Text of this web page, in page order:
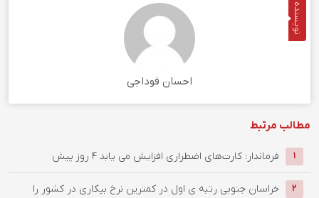
نویسنده
احسان فوداجی
مطالب مرتبط
1 فرماندار: کارت‌های اضطراری افزایش می یابد 4 روز پیش
2
خراسان جنوبی رتبه ی اول در کمترین نرخ بیکاری در کشور را